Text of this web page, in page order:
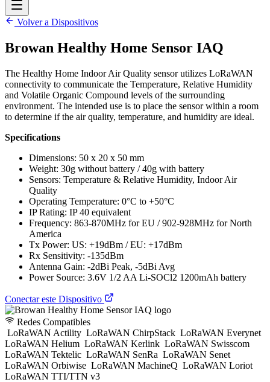
Volver a Dispositivos
Browan Healthy Home Sensor IAQ
The Healthy Home Indoor Air Quality sensor utilizes LoRaWAN
connectivity to communicate the Temperature, Relative Humidity
and Volatile Organic Compound levels of the surrounding
environment. The intended use is to place the sensor within a room
to determine if the air quality, temperature, and humidity are ideal.
Specifications
Dimensions: 50 x 20 x 50 mm
Weight: 30g without battery / 40g with battery
Sensors: Temperature & Relative Humidity, Indoor Air
Quality
Operating Temperature: 0°C to +50°C
IP Rating: IP 40 equivalent
Frequency: 863-870MHz for EU / 902-928MHz for North
America
Tx Power: US: +19dBm / EU: +17dBm
Rx Sensitivity: -135dBm
Antenna Gain: -2dBi Peak, -5dBi Avg
Power Source: 3.6V 1/2 AA Li-SOCl2 1200mAh battery
Conectar este Dispositivo
Redes Compatibles
LoRaWAN Actility LoRaWAN ChirpStack LoRaWAN Everynet
LoRaWAN Helium LoRaWAN Kerlink LoRaWAN Swisscom
LoRaWAN Tektelic LoRaWAN SenRa LoRaWAN Senet
LoRaWAN Orbiwise LoRaWAN MachineQ LoRaWAN Loriot
LoRaWAN TTI/TTN v3